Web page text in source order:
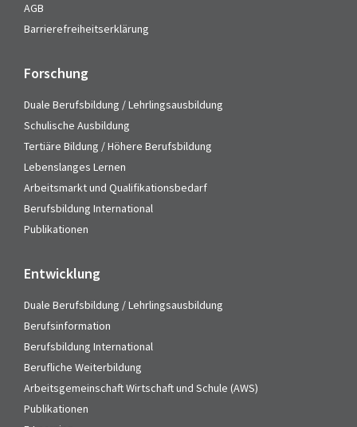
AGB
Barrierefreiheitserklärung
Forschung
Duale Berufsbildung / Lehrlingsausbildung
Schulische Ausbildung
Tertiäre Bildung / Höhere Berufsbildung
Lebenslanges Lernen
Arbeitsmarkt und Qualifikationsbedarf
Berufsbildung International
Publikationen
Entwicklung
Duale Berufsbildung / Lehrlingsausbildung
Berufsinformation
Berufsbildung International
Berufliche Weiterbildung
Arbeitsgemeinschaft Wirtschaft und Schule (AWS)
Publikationen